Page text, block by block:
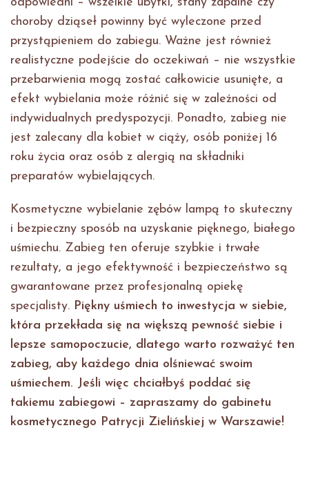
choroby dziąseł powinny być wyleczone przed
przystąpieniem do zabiegu. Ważne jest również
realistyczne podejście do oczekiwań – nie wszystkie
przebarwienia mogą zostać całkowicie usunięte, a
efekt wybielania może różnić się w zależności od
indywidualnych predyspozycji. Ponadto, zabieg nie
jest zalecany dla kobiet w ciąży, osób poniżej 16
roku życia oraz osób z alergią na składniki
preparatów wybielających.
Kosmetyczne wybielanie zębów lampą to skuteczny
i bezpieczny sposób na uzyskanie pięknego, białego
uśmiechu. Zabieg ten oferuje szybkie i trwałe
rezultaty, a jego efektywność i bezpieczeństwo są
gwarantowane przez profesjonalną opiekę
specjalisty. Piękny uśmiech to inwestycja w siebie,
która przekłada się na większą pewność siebie i
lepsze samopoczucie, dlatego warto rozważyć ten
zabieg, aby każdego dnia olśniewać swoim
uśmiechem. Jeśli więc chciałbyś poddać się
takiemu zabiegowi – zapraszamy do gabinetu
kosmetycznego Patrycji Zielińskiej w Warszawie!